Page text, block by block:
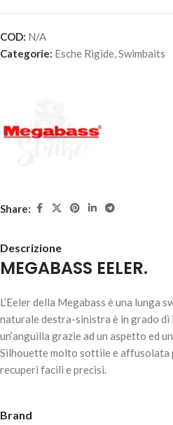
MEGABASS EELER –
40,30€ 1
MEGABASS EELER –
40,30 € 1
AGGIUNGI
COD: N/A
Categorie: Esche Rigide,Swimbaits
Share:
Descrizione
MEGABASS EELER.
L’Eeler della Megabass è una lunga
naturale destra-sinistra è in grado
un’anguilla grazie ad un aspetto ed
Silhouette molto sottile e affusolata
recuperi facili e precisi.
Brand